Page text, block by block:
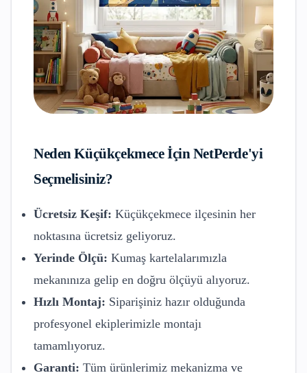
NedenKüçükçekmeceİçin NetPerde'yi
Seçmelisiniz?
Ücretsiz Keşif: Küçükçekmece ilçesinin her
noktasına ücretsiz geliyoruz.
Yerinde Ölçü: Kumaş kartelalarımızla
mekanınıza gelip en doğru ölçüyü alıyoruz.
Hızlı Montaj: Siparişiniz hazır olduğunda
profesyonel ekiplerimizle montajı
tamamlıyoruz.
Garanti: Tüm ürünlerimiz mekanizma ve